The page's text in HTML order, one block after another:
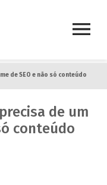
de SEO e não só conteúdo
de um
conteúdo